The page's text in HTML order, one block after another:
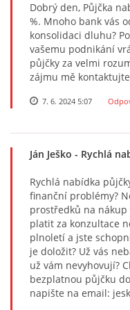
Dobrý den, Půjčka
%. Mnoho bank vás
konsolidaci dluhu?
vašemu podnikání
půjčky za velmi
zájmu mě
7. 6. 2024 5:07
Ján Ješko - Rychlá
Rychlá nabídka
finanční problémy?
prostředků na nákup
platit za konzultace
plnoletí a jste
je doložit? Už vás
už vám nevyhovují?
bezplatnou půjčku
napište na email: